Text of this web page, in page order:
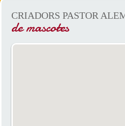
CRIADORS PASTOR
de mascotes